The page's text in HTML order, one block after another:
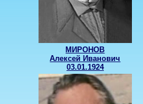
МИРОНОВ
Алексей Иванович
03.01.1924